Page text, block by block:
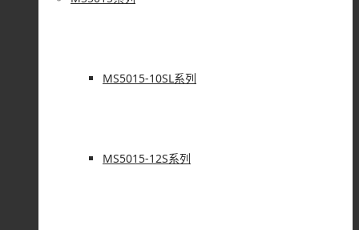
MS5015-10SL系列
MS5015-12S系列